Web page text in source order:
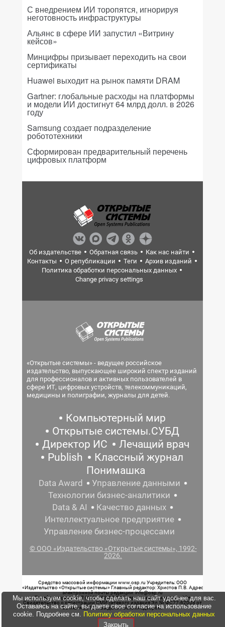
С внедрением ИИ торопятся, игнорируя
неготовность инфраструктуры
Альянс в сфере ИИ запустил «Витрину
кейсов»
Минцифры призывает переходить на свои
сертификаты
Huawei выходит на рынок памяти DRAM
Gartner: глобальные расходы на платформы
и модели ИИ достигнут 64 млрд долл. в 2026
году
Samsung создает подразделение
робототехники
Сформирован предварительный перечень
цифровых платформ
Об издательстве Обратная связь
Как нас найти
Контакты
О републикации Теги
Архив изданий
Политика обработки персональных данных
Change privacy settings
«Открытые системы» - ведущее российское
издательство, выпускающее широкий спектр изданий
для профессионалов и активных пользователей в
сфере ИТ, цифровых устройств, телекоммуникаций,
медицины и полиграфии, журналы для детей.
Компьютерный мир
Открытые системы.СУБД
Директор ИС
Лечащий врач
Publish
Классный журнал
Понимашка
Data Award
Управление данными
Технологии бизнес-аналитики
Data & AI
Качество данных
Интеллектуальное предприятие
Управление бизнес-процессами
© ООО «Издательство «Открытые системы», 1992-
2026.
Средство массовой информации www.osp.ru Учредитель: ООО
«Издательство «Открытые системы» Главный редактор: Христов П.В. Адрес
электронной почты редакции: info@osp.ru
Телефон редакции: 7 (499) 703-18-54 Возрастная маркировка: 12+
Свидетельство о регистрации СМИ сетевого издания Эл.№ ФС77-62008 от
05 июня 2015 г. выдано Роскомнадзором.
Мы используем cookie, чтобы сделать наш сайт удобнее для вас.
Оставаясь на сайте, вы даете свое согласие на использование
cookie. Подробнее см. Политику обработки персональных данных
Закрыть